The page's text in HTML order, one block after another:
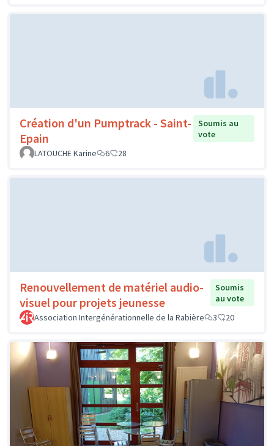
Création d'un Pumptrack - Saint-
Epain
Soumis au
vote
LATOUCHE Karine
6 28
Renouvellement de matériel audio-
visuel pour projets jeunesse
Soumis
au vote
Association Intergénérationnelle de la Rabière
3 20